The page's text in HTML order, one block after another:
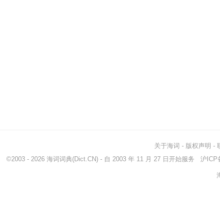
关于海词 - 版权声明 -
©2003 - 2026 海词词典(Dict.CN) - 自 2003 年 11 月 27 日开始服务 沪ICP